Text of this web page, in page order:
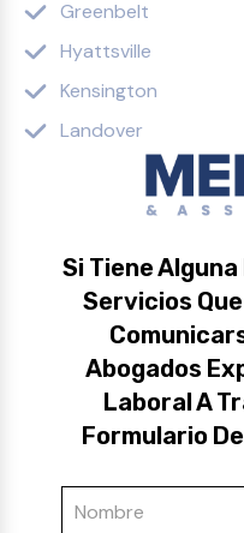
Greenbelt
Hyattsville
Kensington
Landover
Si Tiene
Servicios
Abogados
Laboral A
Formulario